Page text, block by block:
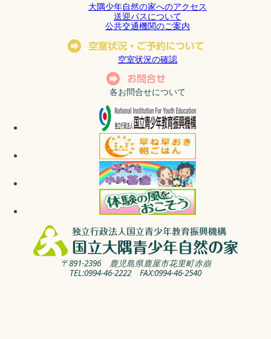
大隅少年自然の家へのアクセス
送迎バスについて
公共交通機関のご案内
空室状況の確認
各お問合せについて
〒891-2396 鹿児島県鹿屋市花里町赤崩
TEL:0994-46-2222 FAX:0994-46-2540